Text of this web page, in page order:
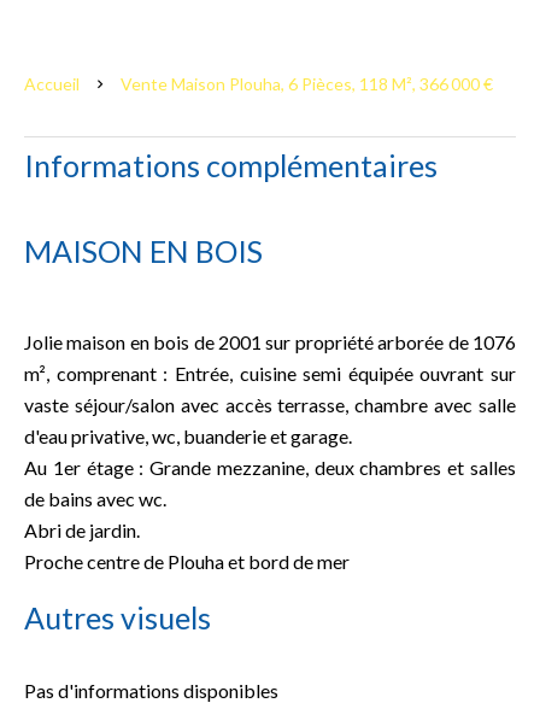
Accueil Vente Maison Plouha, 6 Pièces, 118 M², 366 000 €
Informations complémentaires
MAISON EN BOIS
Jolie maison en bois de 2001 sur propriété arborée de 1076
m², comprenant : Entrée, cuisine semi équipée ouvrant sur
vaste séjour/salon avec accès terrasse, chambre avec salle
d'eau privative, wc, buanderie et garage.
Au 1er étage : Grande mezzanine, deux chambres et salles
de bains avec wc.
Abri de jardin.
Proche centre de Plouha et bord de mer
Autres visuels
Pas d'informations disponibles